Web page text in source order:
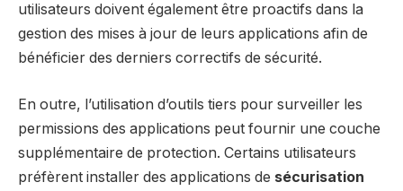
utilisateurs doivent également être proactifs dans la
gestion des mises à jour de leurs applications afin de
bénéficier des derniers correctifs de sécurité.
En outre, l’utilisation d’outils tiers pour surveiller les
permissions des applications peut fournir une couche
supplémentaire de protection. Certains utilisateurs
préfèrent installer des applications de sécurisation